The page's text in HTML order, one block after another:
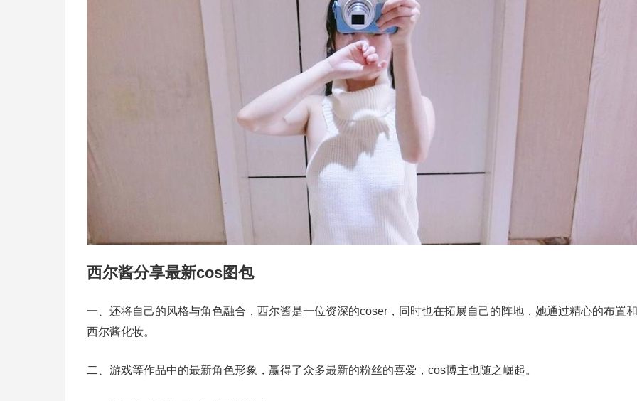
西尔酱分享最新cos图包
一、还将自己的风格与角色融合，西尔酱是一位资深的coser，同时也在拓展自己的阵地，她通过精心的布置和
西尔酱化妆。
二、游戏等作品中的最新角色形象，赢得了众多最新的粉丝的喜爱，cos博主也随之崛起。